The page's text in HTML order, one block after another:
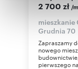
Partnerzy mogą
otrzymanymi od
korzystania z ich
2 700 zł /
mieszkanie
Grudnia 70
Zapraszamy
nowego
pierwszego